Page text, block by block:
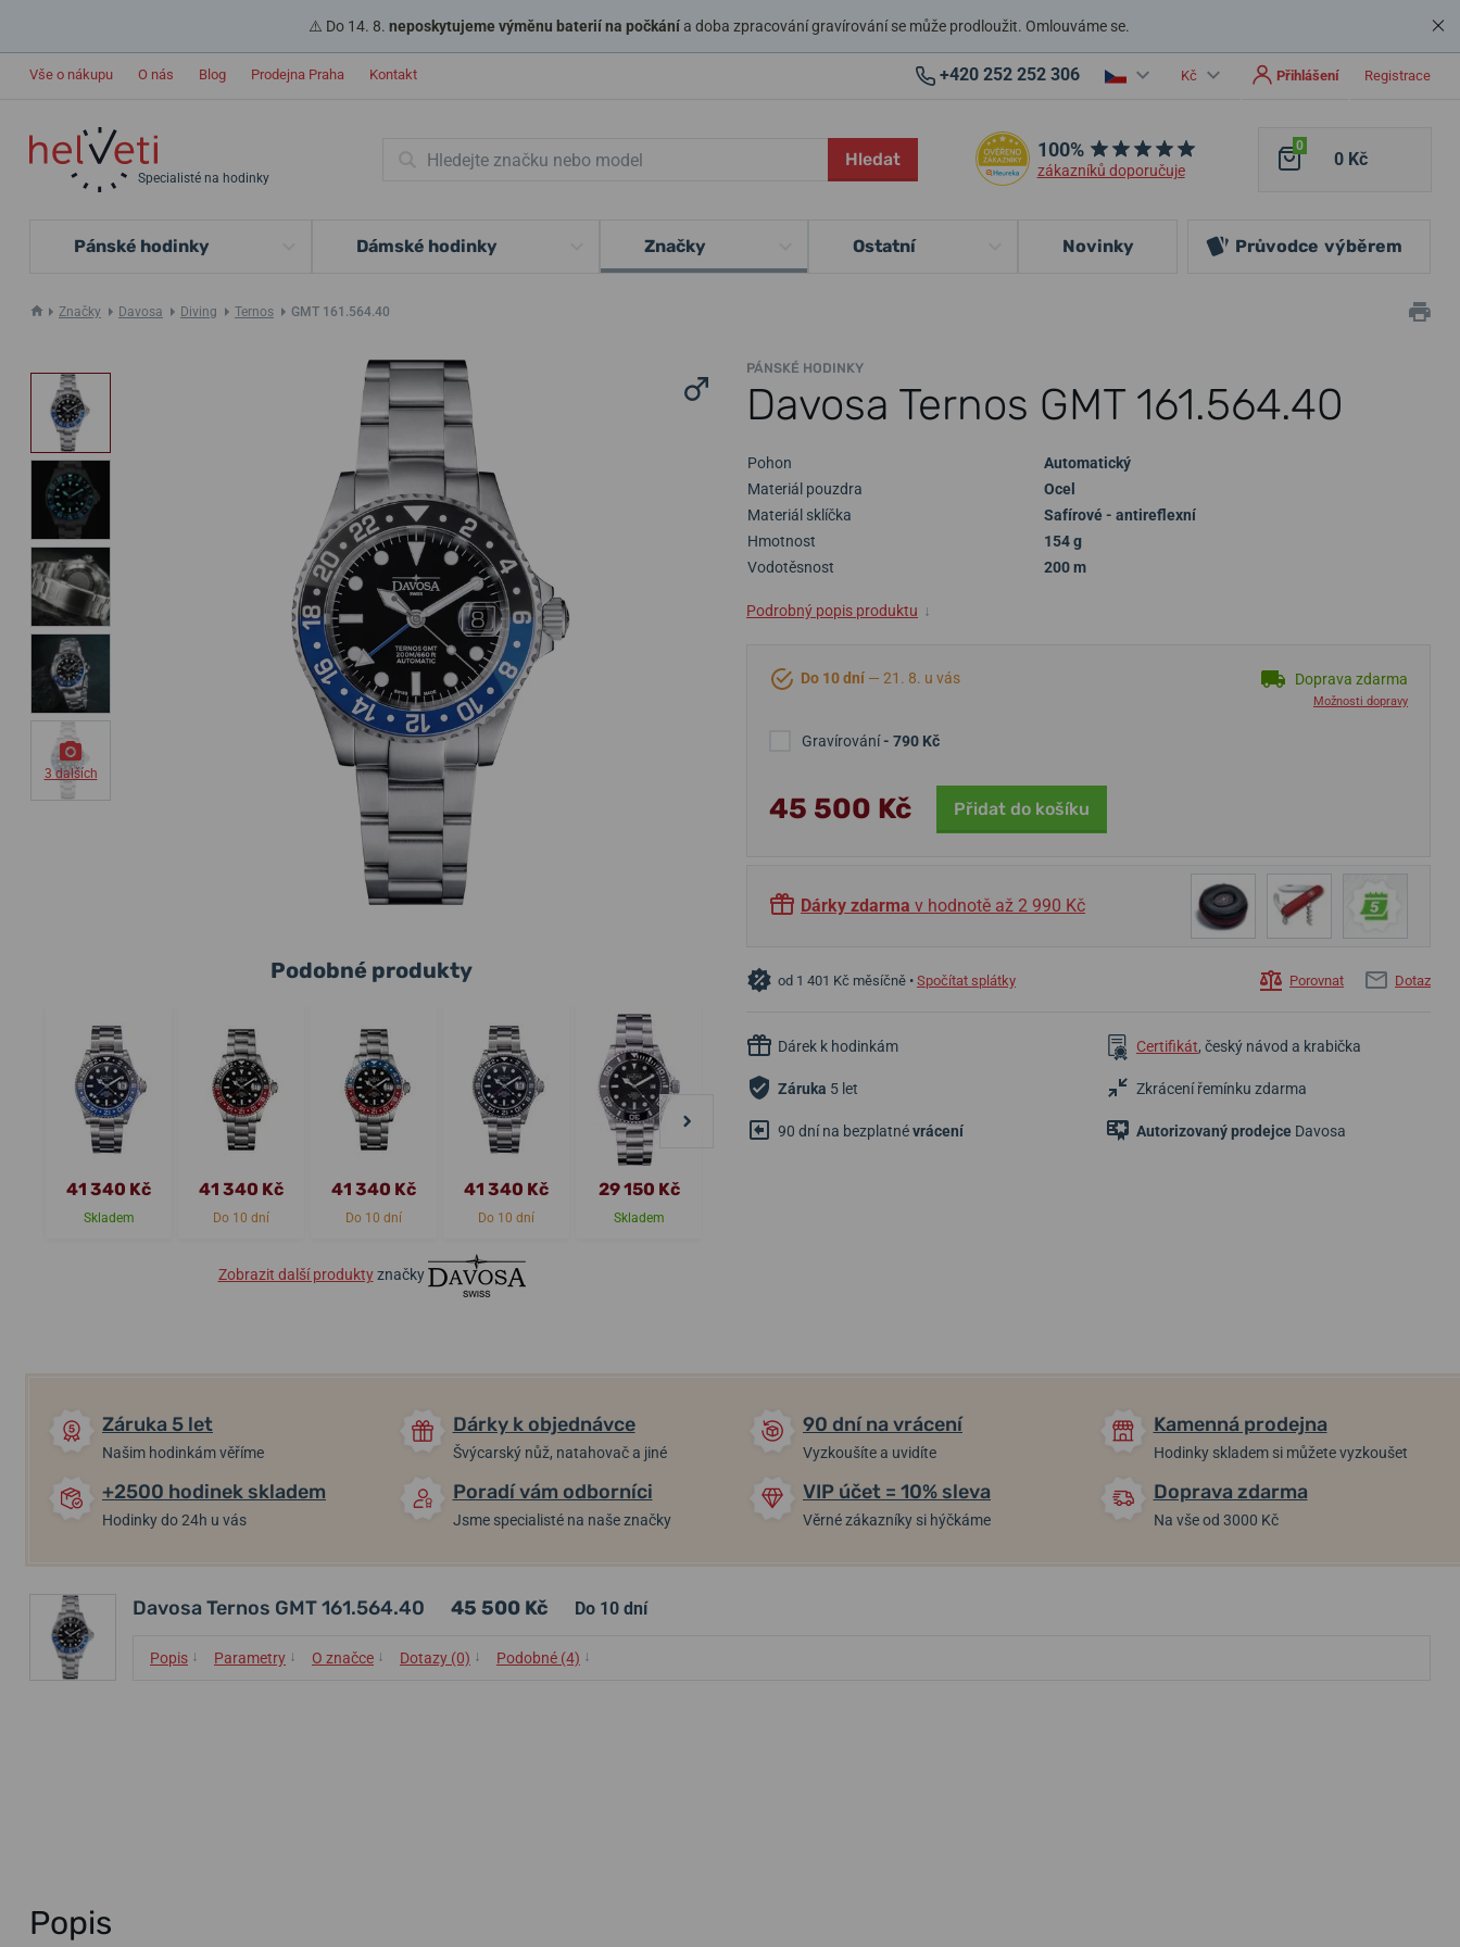
⚠️ Do 14. 8. neposkytujeme výměnu baterií na počkánía doba zpracování gravírování se může prodloužit. Omlouváme se.
Vše o nákupu O nás Blog Prodejna Praha Kontakt +420 252 252 306 Kč Přihlášení Registrace
Specialisté na hodinky
Hledat 100%
zákazníků doporučuje
0
0 Kč
Pánské hodinky Dámské hodinky Značky Ostatní Novinky Průvodce výběrem
Značky Davosa Diving Ternos GMT 161.564.40
PÁNSKÉ HODINKY
Davosa Ternos GMT 161.564.40
3 dalších
Pohon
Automatický
Materiál pouzdra
Ocel
Materiál sklíčka
Safírové - antireflexní
Hmotnost
154 g
Vodotěsnost
200 m
Podrobný popis produktu ↓
Do 10 dní — 21. 8. u vás Doprava zdarma
Možnosti dopravy
Gravírování- 790 Kč
45 500 Kč Přidat do košíku
Dárky zdarma v hodnotě až 2 990 Kč
od 1 401 Kč měsíčně • Spočítat splátky Porovnat Dotaz
Dárek k hodinkám Certifikát, český návod a krabička
Záruka 5 let Zkrácení řemínku zdarma
90 dní na bezplatnévrácení Autorizovaný prodejce Davosa
Podobné produkty
41 340 Kč
Skladem
41 340 Kč
Do 10 dní
41 340 Kč
Do 10 dní
41 340 Kč
Do 10 dní
29 150 Kč
Skladem
Zobrazit další produktyznačky
Záruka 5 let
Našim hodinkám věříme
Dárky k objednávce
Švýcarský nůž, natahovač a jiné
90 dní na vrácení
Vyzkoušíte a uvidíte
Kamenná prodejna
Hodinky skladem si můžete vyzkoušet
+2500 hodinek skladem
Hodinky do 24h u vás
Poradí vám odborníci
Jsme specialisté na naše značky
VIP účet = 10% sleva
Věrné zákazníky si hýčkáme
Doprava zdarma
Na vše od 3000 Kč
Davosa Ternos GMT 161.564.40 45 500 Kč Do 10 dní
Popis ↓ Parametry ↓ O značce ↓ Dotazy (0) ↓ Podobné (4) ↓
Popis